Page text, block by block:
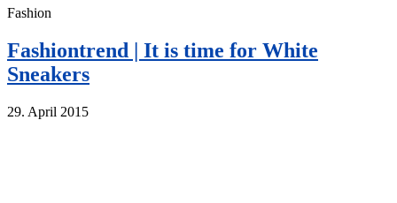
Fashion
Fashiontrend | It is time for White
Sneakers
29. April 2015